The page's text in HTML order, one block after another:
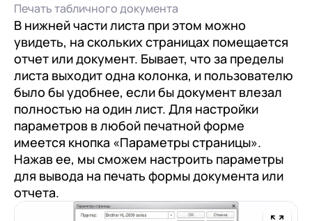
Печать табличного документа
В нижней части листа при этом можно
увидеть, на скольких страницах помещается
отчет или документ. Бывает, что за пределы
листа выходит одна колонка, и пользователю
было бы удобнее, если бы документ влезал
полностью на один лист. Для настройки
параметров в любой печатной форме
имеется кнопка «Параметры страницы».
Нажав ее, мы сможем настроить параметры
для вывода на печать формы документа или
отчета.